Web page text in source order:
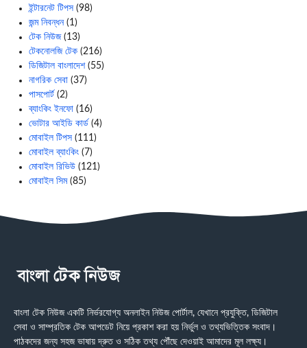
ইন্টারনেট টিপস (98)
জন্ম নিবন্ধন(1)
টেক নিউজ(13)
টেকনোলজি টেক (216)
ডিজিটাল বাংলাদেশ(55)
নাগরিক সেবা (37)
পাসপোর্ট (2)
ব্যাংকিং ইনফো (16)
ভোটার আইডি কার্ড (4)
মোবাইল টিপস (111)
মোবাইল ব্যাংকিং (7)
মোবাইল রিভিউ (121)
মোবাইল সিম(85)
বাংলা টেক নিউজ একটি নির্ভরযোগ্য অনলাইন নিউজ পোর্টাল, যেখানে প্রযুক্তি, ডিজিটাল
সেবা ও সাম্প্রতিক টেক আপডেট নিয়ে প্রকাশ করা হয় নির্ভুল ও তথ্যভিত্তিক সংবাদ।
পাঠকদের জন্য সহজ ভাষায় দ্রুত ও সঠিক তথ্য পৌঁছে দেওয়াই আমাদের মূল লক্ষ্য।